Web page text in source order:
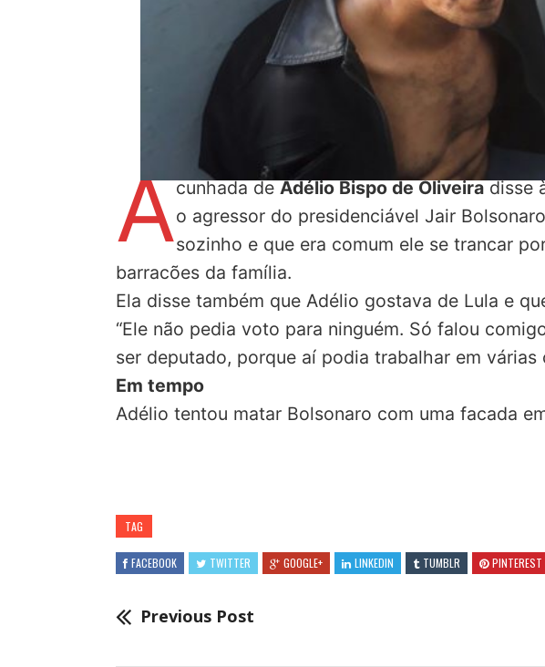
Acunhada deAdélio Bispo de Oliveiradisse
o agressor do presidenciável Jair
sozinho e que era comum ele se trancar
barracões da família.
Ela disse também que Adélio gostava de Lula e
“Ele não pedia voto para ninguém. Só falou
ser deputado, porque aí podia trabalhar em várias
Em tempo
Adélio tentou matar Bolsonaro com uma facada
TAG
FACEBOOK TWITTER GOOGLE+ LINKEDIN TUMBLR PINTEREST
Previous Post